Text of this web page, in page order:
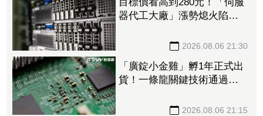
器代工大廠」漲勢熄火陷連2
張、抽回21億元2026.08.06 21:30
「廣錠小金雞」孵1年正式出
貨！一條龍關鍵技術通過驗
2026.08.06 21:15